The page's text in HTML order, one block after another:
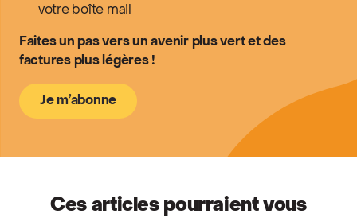
votre boîte mail
Faites un pas vers un avenir plus vert et des
factures plus légères !
Je m’abonne
Ces articles pourraient vous